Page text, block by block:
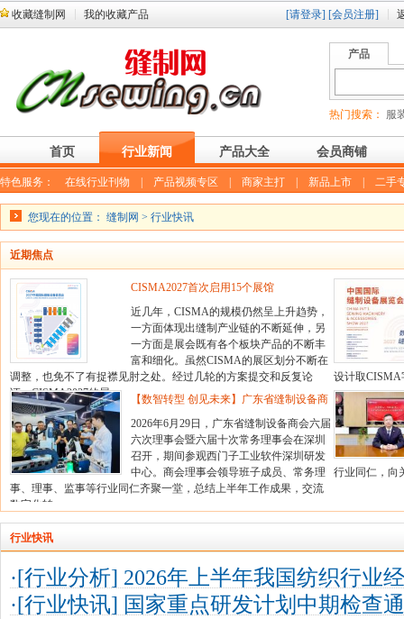
收藏缝制网 我的收藏产品 [请登录] [会员注册]
产品
热门搜索： 服
首页 行业新闻 产品大全 会员商铺
特色服务： 在线行业刊物 产品视频专区 商家主打 新品上市 二手
您现在的位置： 缝制网 > 行业快讯
近期焦点
CISMA2027首次启用15个展馆
近几年，CISMA的规模仍然呈上升趋势，
一方面体现出缝制产业链的不断延伸，另
一方面是展会既有各个板块产品的不断丰
富和细化。虽然CISMA的展区划分不断在
调整，也免不了有捉襟见肘之处。经过几轮的方案提交和反复论
证，CISMA2027的展..
设计取CISMA
【数智转型 创见未来】广东省缝制设备商
会六届六次理事会圆满召开 同期参观考察
西门子深圳研发中心
2026年6月29日，广东省缝制设备商会六届
六次理事会暨六届十次常务理事会在深圳
召开，期间参观西门子工业软件深圳研发
中心。商会理事会领导班子成员、常务理
事、理事、监事等行业同仁齐聚一堂，总结上半年工作成果，交流
数字化转..
行业同仁，向
行业快讯
·[行业分析] 2026年上半年我国纺织行业
·[行业快讯] 国家重点研发计划中期检查